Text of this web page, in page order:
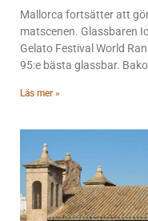
Mallorca fortsätter att
matscenen. Glassbaren
Gelato Festival World
95:e bästa glassbar.
Läs mer »